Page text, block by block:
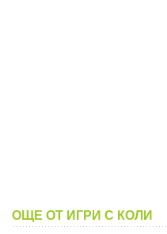
ОЩЕ ОТ ИГРИ С КОЛИ